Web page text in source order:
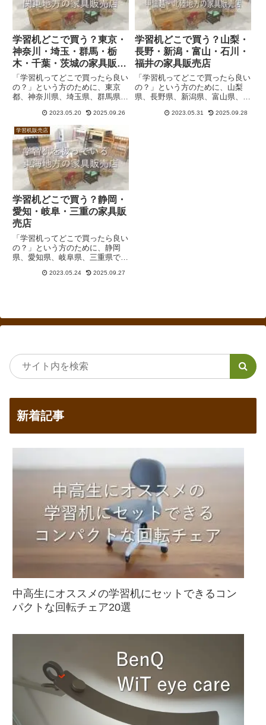
学習机どこで買う？東京・
神奈川・埼玉・群馬・栃
木・千葉・茨城の家具販売
店
「学習机ってどこで買ったら良い
の？」という方のために、東京
都、神奈川県、埼玉県、群馬県、
を扱っている家具販売店を一覧に
してみました。コイズミ、カリモ
ク、浜本工芸ほか、ニトリ、
IKEA、アクタスなど。
2023.05.20 2025.09.26
学習机どこで買う？山梨・
長野・新潟・富山・石川・
福井の家具販売店
「学習机ってどこで買ったら良い
の？」という方のために、山梨
県、長野県、新潟県、富山県、石
る家具販売店の一覧を作成しまし
2023.05.31 2025.09.28
学習机販売店
学習机どこで買う？静岡・
愛知・岐阜・三重の家具販
売店
「学習机ってどこで買ったら良い
の？」という方のために、静岡
県、愛知県、岐阜県、三重県で学
覧を作成しました。コイズミ、カ
2023.05.24 2025.09.27
新着記事
中高生にオススメの学習机にセットできるコン
パクトな回転チェア20選